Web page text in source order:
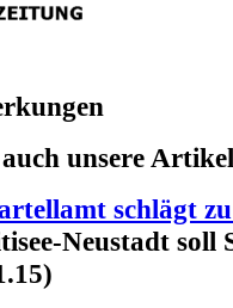
auch unsere
schlägt
Neustadt soll